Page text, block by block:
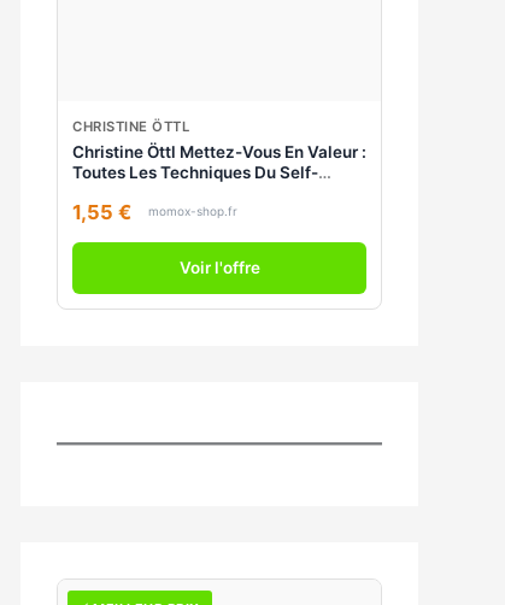
CHRISTINE ÖTTL
Christine Öttl Mettez-Vous En Valeur :
Toutes Les Techniques Du Self-
Professionnelle
1,55 € momox-shop.fr
Voir l'offre